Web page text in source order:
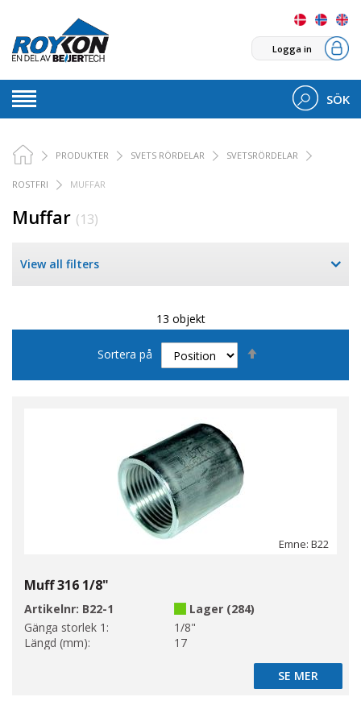
Logga in
SÖK
PRODUKTER SVETS RÖRDELAR SVETSRÖRDELAR
ROSTFRI MUFFAR
Muffar (13)
View all filters
13 objekt
Sortera på
Emne: B22
Muff 316 1/8"
Artikelnr: B22-1
Lager (284)
Gänga storlek 1:
1/8"
Längd (mm):
17
SE MER
SE MER